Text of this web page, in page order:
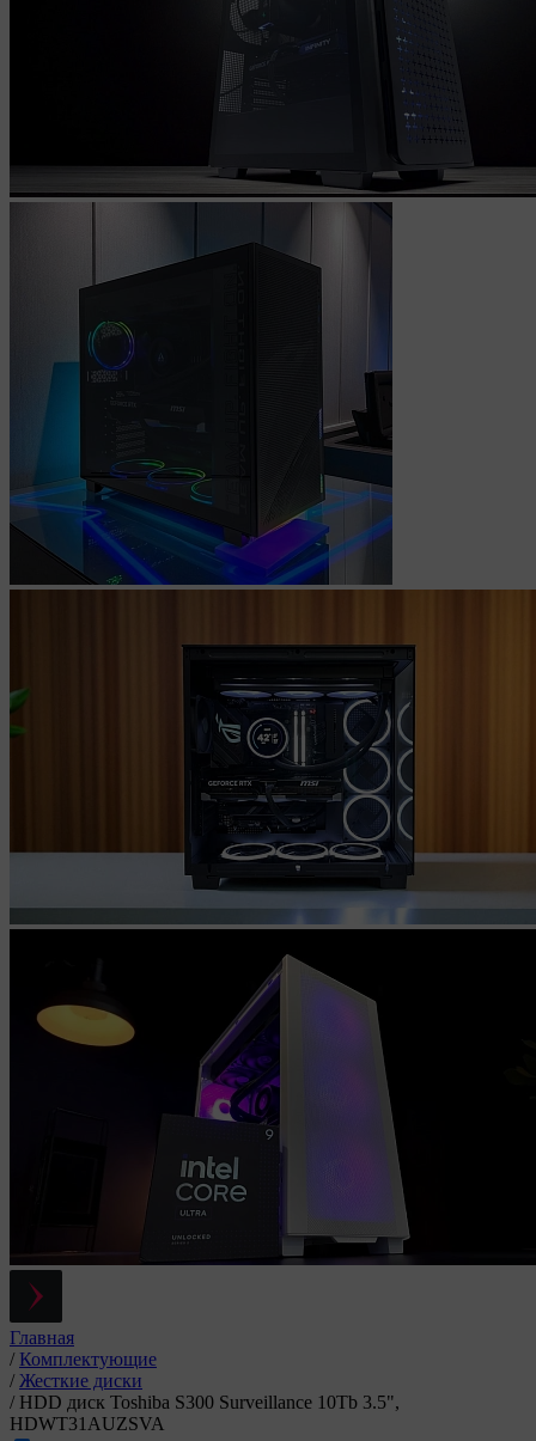
Главная
/ Комплектующие
/ Жесткие диски
/ HDD диск Toshiba S300 Surveillance 10Tb 3.5",
HDWT31AUZSVA